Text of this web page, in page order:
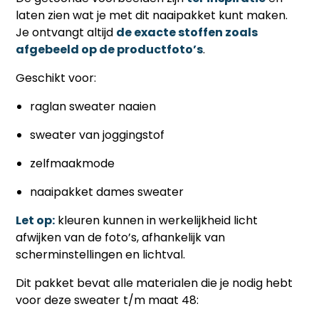
laten zien wat je met dit naaipakket kunt maken.
Je ontvangt altijd de exacte stoffen zoals
afgebeeld op de productfoto’s.
Geschikt voor:
raglan sweater naaien
sweater van joggingstof
zelfmaakmode
naaipakket dames sweater
Let op: kleuren kunnen in werkelijkheid licht
afwijken van de foto’s, afhankelijk van
scherminstellingen en lichtval.
Dit pakket bevat alle materialen die je nodig hebt
voor deze sweater t/m maat 48: